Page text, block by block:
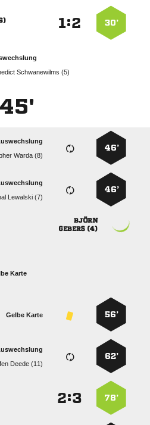
30’
:
 
45'
46’
 
46’
 

 
Karte
56’
Gelbe Karte
62’
 
78’
: